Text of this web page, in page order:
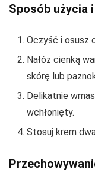
Sposób użycia
Oczyść i osusz
Nałóż cienką
skórę lub
Delikatnie
wchłonięty.
Stosuj krem